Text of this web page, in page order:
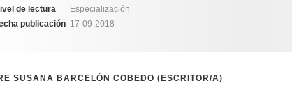
de lectura
Especialización
publicación 17-09-2018
SUSANA BARCELÓN COBEDO (ESCRITOR/A)